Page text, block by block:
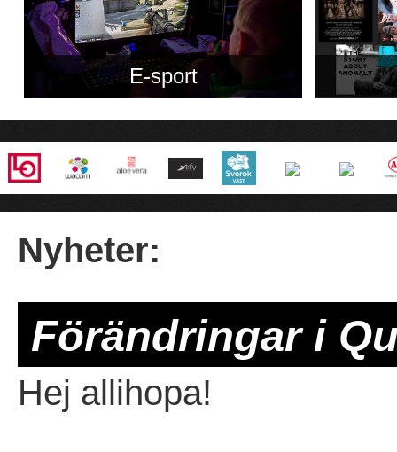
E-sport
Nyheter:
Förändringar i
Hej allihopa!